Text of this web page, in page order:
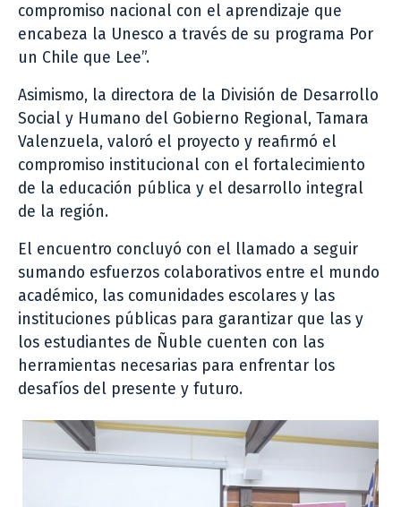
compromiso nacional con el aprendizaje que
encabeza la Unesco a través de su programa Por
un Chile que Lee”.
Asimismo, la directora de la División de Desarrollo
Social y Humano del Gobierno Regional, Tamara
Valenzuela, valoró el proyecto y reafirmó el
compromiso institucional con el fortalecimiento
de la educación pública y el desarrollo integral
de la región.
El encuentro concluyó con el llamado a seguir
sumando esfuerzos colaborativos entre el mundo
académico, las comunidades escolares y las
instituciones públicas para garantizar que las y
los estudiantes de Ñuble cuenten con las
herramientas necesarias para enfrentar los
desafíos del presente y futuro.